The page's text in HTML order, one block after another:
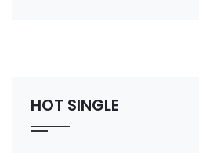
HOT SINGLE